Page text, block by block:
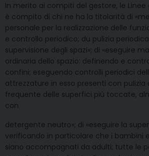
In merito ai compiti del gestore, le
è compito di chi ne ha la titolarità di
personale per la realizzazione delle
e controllo periodico; du pulizia
supervisione degli spazi»; di «eseguire
ordinaria dello spazio: definendo e
confini; eseguendo controlli periodici
attrezzature in esso presenti con
frequente delle superfici più toccate,
con
detergente neutro»; di «eseguire la
verificando in particolare che i bambini
siano accompagnati da adulti; tutte le